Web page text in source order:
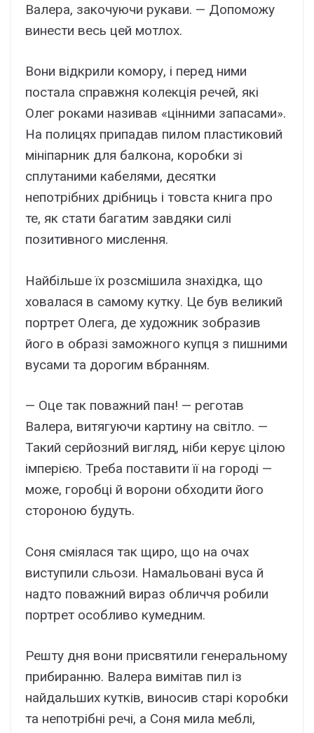
Валера, закочуючи рукави. — Допоможу
винести весь цей мотлох.
Вони відкрили комору, і перед ними
постала справжня колекція речей, які
Олег роками називав «цінними запасами».
На полицях припадав пилом пластиковий
мініпарник для балкона, коробки зі
сплутаними кабелями, десятки
непотрібних дрібниць і товста книга про
те, як стати багатим завдяки силі
позитивного мислення.
Найбільше їх розсмішила знахідка, що
ховалася в самому кутку. Це був великий
портрет Олега, де художник зобразив
його в образі заможного купця з пишними
вусами та дорогим вбранням.
— Оце так поважний пан! — реготав
Валера, витягуючи картину на світло. —
Такий серйозний вигляд, ніби керує цілою
імперією. Треба поставити її на городі —
може, горобці й ворони обходити його
стороною будуть.
Соня сміялася так щиро, що на очах
виступили сльози. Намальовані вуса й
надто поважний вираз обличчя робили
портрет особливо кумедним.
Решту дня вони присвятили генеральному
прибиранню. Валера вимітав пил із
найдальших кутків, виносив старі коробки
та непотрібні речі, а Соня мила меблі,